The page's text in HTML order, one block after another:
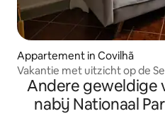
Appartement in Covilhã
Vakantie met uitzicht op de
Andere geweldige
nabij Nationaal